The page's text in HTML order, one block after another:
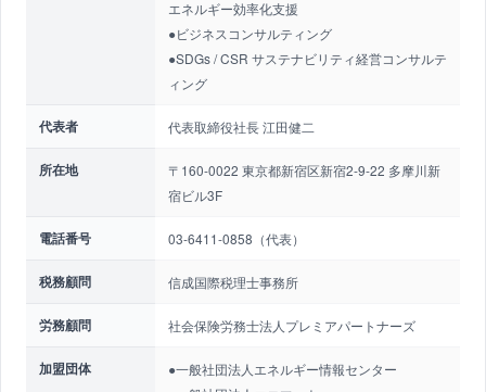
エネルギー効率化支援
●ビジネスコンサルティング
●SDGs / CSR サステナビリティ経営コンサルテ
ィング
代表者 代表取締役社長 江田健二
所在地
〒160-0022 東京都新宿区新宿2-9-22 多摩川新
宿ビル3F
電話番号 03-6411-0858（代表）
税務顧問 信成国際税理士事務所
労務顧問 社会保険労務士法人プレミアパートナーズ
加盟団体
●一般社団法人エネルギー情報センター